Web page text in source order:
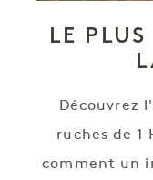
LE
Découvrez
ruches de 1
comment un